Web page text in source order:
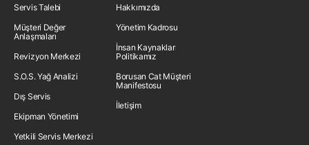
Servis Talebi
Müşteri Değer
Anlaşmaları
Revizyon Merkezi
S.O.S. Yağ Analizi
Dış Servis
Ekipman Yönetimi
Yetkili Servis Merkezi
Hakkımızda
Yönetim Kadrosu
İnsan Kaynakları
Politikamız
Borusan Cat Müşteri
Manifestosu
İletişim